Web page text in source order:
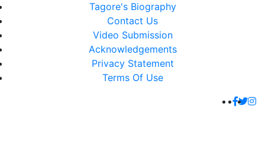
Tagore's Biography
Contact Us
Video Submission
Acknowledgements
Privacy Statement
Terms Of Use